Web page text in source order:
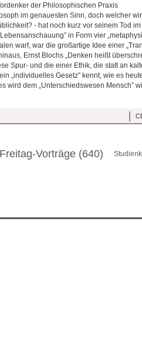
der Philosophischen Praxis
im genauesten Sinn, doch welcher
- hat noch kurz vor seinem Tod
in Form vier
warf, war die großartige Idee einer
Ernst Blochs „Denken heißt
Spur- und die einer Ethik, die statt an
„individuelles Gesetz” kennt, wie es
wird dem „Unterschiedswesen Mensch”
Freitag-Vorträge (640)